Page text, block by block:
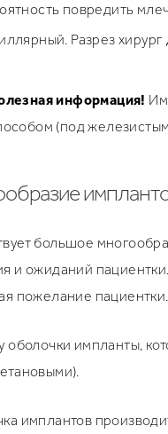
повредить
Разрез
информация!
(под
большое
и ожиданий
пожелание пациентки.
оболочки импланты,
имплантов